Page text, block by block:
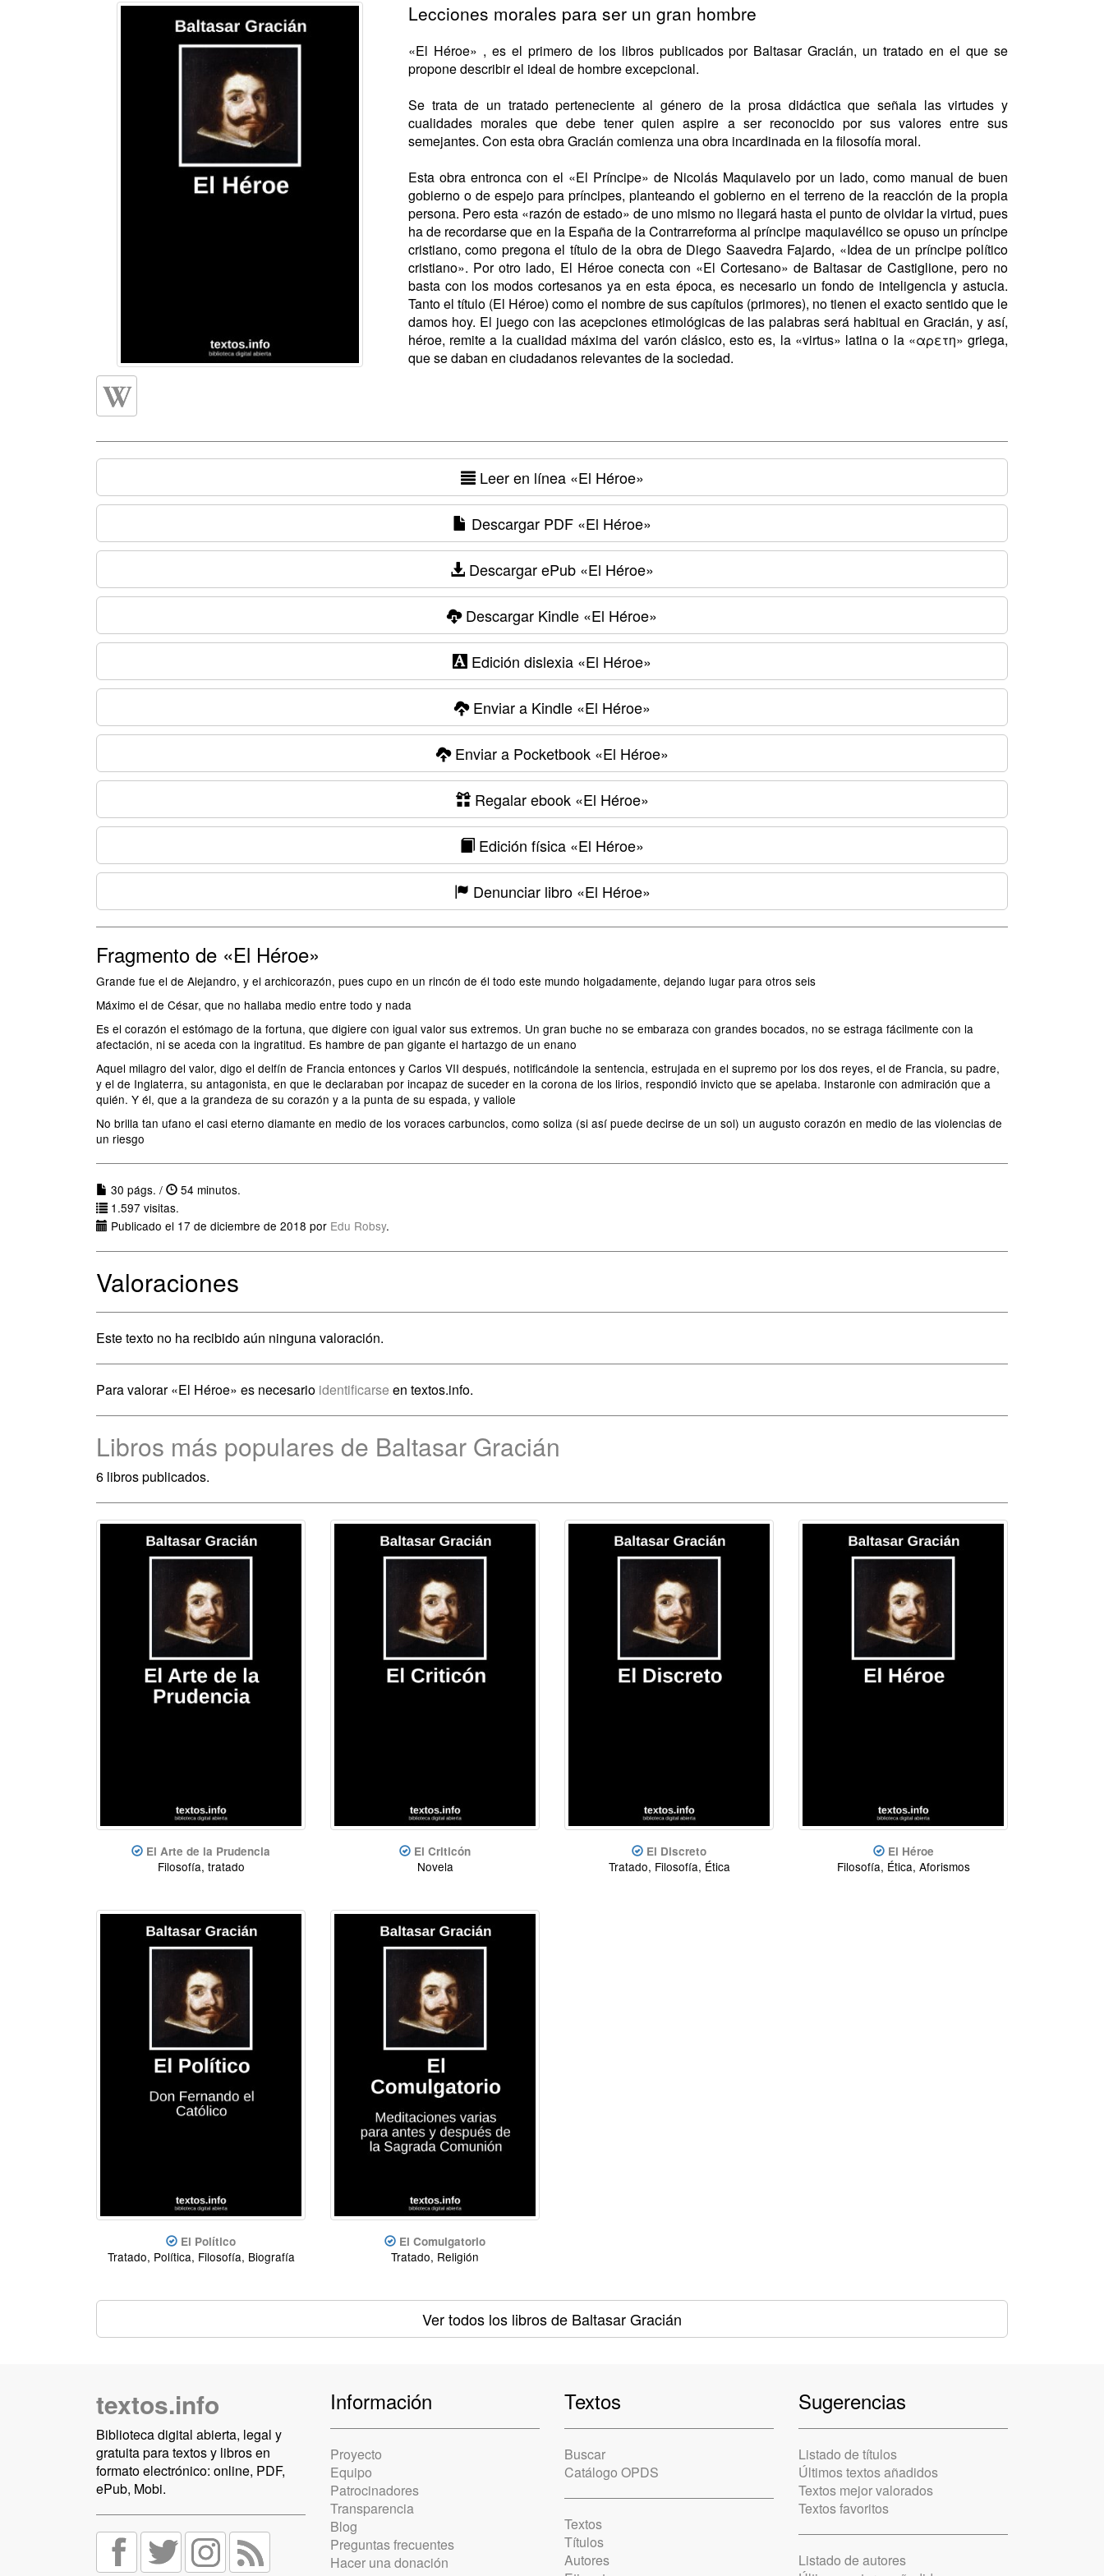
Lecciones morales para ser un gran hombre
«El Héroe» , es el primero de los libros publicados por Baltasar Gracián, un tratado en el que se
propone describir el ideal de hombre excepcional.
Se trata de un tratado perteneciente al género de la prosa didáctica que señala las virtudes y
cualidades morales que debe tener quien aspire a ser reconocido por sus valores entre sus
semejantes. Con esta obra Gracián comienza una obra incardinada en la filosofía moral.
Esta obra entronca con el «El Príncipe» de Nicolás Maquiavelo por un lado, como manual de buen
gobierno o de espejo para príncipes, planteando el gobierno en el terreno de la reacción de la propia
persona. Pero esta «razón de estado» de uno mismo no llegará hasta el punto de olvidar la virtud, pues
ha de recordarse que en la España de la Contrarreforma al príncipe maquiavélico se opuso un príncipe
cristiano, como pregona el título de la obra de Diego Saavedra Fajardo, «Idea de un príncipe político
cristiano». Por otro lado, El Héroe conecta con «El Cortesano» de Baltasar de Castiglione, pero no
basta con los modos cortesanos ya en esta época, es necesario un fondo de inteligencia y astucia.
Tanto el título (El Héroe) como el nombre de sus capítulos (primores), no tienen el exacto sentido que le
damos hoy. El juego con las acepciones etimológicas de las palabras será habitual en Gracián, y así,
héroe, remite a la cualidad máxima del varón clásico, esto es, la «virtus» latina o la «αρετη» griega,
que se daban en ciudadanos relevantes de la sociedad.
Leer en línea«El Héroe»
Descargar PDF «El Héroe»
Descargar ePub «El Héroe»
Descargar Kindle «El Héroe»
Edición dislexia «El Héroe»
Enviar a Kindle«El Héroe»
Enviar a Pocketbook«El Héroe»
Regalar ebook«El Héroe»
Edición física «El Héroe»
Denunciar libro«El Héroe»
Fragmento de «El Héroe»
Grande fue el de Alejandro, y el archicorazón, pues cupo en un rincón de él todo este mundo holgadamente, dejando lugar para otros seis
Máximo el de César, que no hallaba medio entre todo y nada
Es el corazón el estómago de la fortuna, que digiere con igual valor sus extremos. Un gran buche no se embaraza con grandes bocados, no se estraga fácilmente con la
afectación, ni se aceda con la ingratitud. Es hambre de pan gigante el hartazgo de un enano
Aquel milagro del valor, digo el delfín de Francia entonces y Carlos VII después, notificándole la sentencia, estrujada en el supremo por los dos reyes, el de Francia, su padre,
y el de Inglaterra, su antagonista, en que le declaraban por incapaz de suceder en la corona de los lirios, respondió invicto que se apelaba. Instaronle con admiración que a
quién. Y él, que a la grandeza de su corazón y a la punta de su espada, y valiole
No brilla tan ufano el casi eterno diamante en medio de los voraces carbunclos, como soliza (si así puede decirse de un sol) un augusto corazón en medio de las violencias de
un riesgo
30 págs. /
54 minutos.
1.597 visitas.
Publicado el 17 de diciembre de 2018 por Edu Robsy.
Valoraciones
Este texto no ha recibido aún ninguna valoración.
Para valorar «El Héroe» es necesario identificarse en textos.info.
Libros más populares de Baltasar Gracián
6 libros publicados.
El Arte de la Prudencia
Filosofía, tratado
El Criticón
Novela
El Discreto
Tratado, Filosofía, Ética
El Héroe
Filosofía, Ética, Aforismos
El Político
Tratado, Política, Filosofía, Biografía
El Comulgatorio
Tratado, Religión
Ver todos los librosde Baltasar Gracián
textos.info
Biblioteca digital abierta, legal y
gratuita para textos y libros en
formato electrónico: online, PDF,
ePub, Mobi.
Información
Proyecto
Equipo
Patrocinadores
Transparencia
Blog
Preguntas frecuentes
Hacer una donación
Textos
Buscar
Catálogo OPDS
Textos
Títulos
Autores
Sugerencias
Listado de títulos
Últimos textos añadidos
Textos mejor valorados
Textos favoritos
Listado de autores